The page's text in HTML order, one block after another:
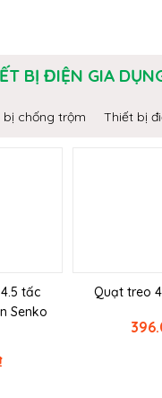
BỊ ĐIỆN GIA
bị chống trộm Thiết bị
tấc
Senko
Quạt treo